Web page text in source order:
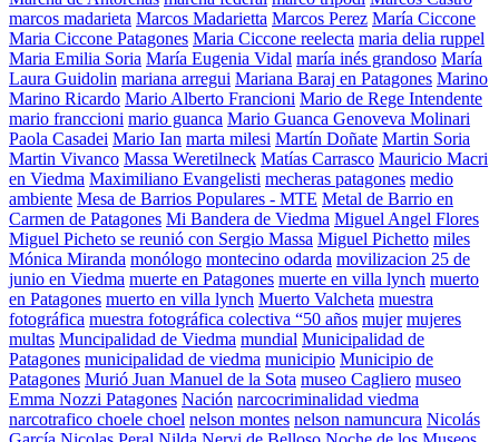
marcos madarieta Marcos Madarietta Marcos Perez María Ciccone
Maria Ciccone Patagones Maria Ciccone reelecta maria delia ruppel
Maria Emilia Soria María Eugenia Vidal maría inés grandoso María
Laura Guidolin mariana arregui Mariana Baraj en Patagones Marino
Marino Ricardo Mario Alberto Francioni Mario de Rege Intendente
mario franccioni mario guanca Mario Guanca Genoveva Molinari
Paola Casadei Mario Ian marta milesi Martín Doñate Martin Soria
Martin Vivanco Massa Weretilneck Matías Carrasco Mauricio Macri
en Viedma Maximiliano Evangelisti mecheras patagones medio
ambiente Mesa de Barrios Populares - MTE Metal de Barrio en
Carmen de Patagones Mi Bandera de Viedma Miguel Angel Flores
Miguel Picheto se reunió con Sergio Massa Miguel Pichetto miles
Mónica Miranda monólogo montecino odarda movilizacion 25 de
junio en Viedma muerte en Patagones muerte en villa lynch muerto
en Patagones muerto en villa lynch Muerto Valcheta muestra
fotográfica muestra fotográfica colectiva “50 años mujer mujeres
multas Muncipalidad de Viedma mundial Municipalidad de
Patagones municipalidad de viedma municipio Municipio de
Patagones Murió Juan Manuel de la Sota museo Cagliero museo
Emma Nozzi Patagones Nación narcocriminalidad viedma
narcotrafico choele choel nelson montes nelson namuncura Nicolás